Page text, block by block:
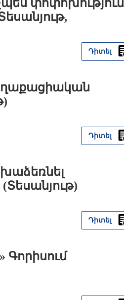
փոփոխություն
Դիտել
Դիտել
Դիտել
Գորիսում